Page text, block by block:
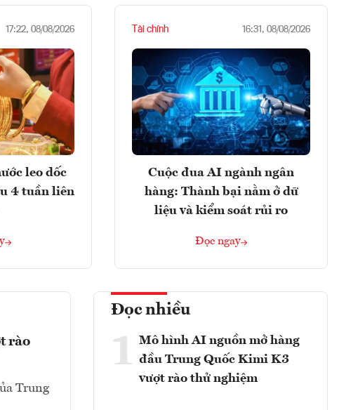
17:22, 08/08/2026
leo dốc
4 tuần liên
Tài chính 16:31, 08/08/2026
Cuộc đua AI ngành ngân
hàng: Thành bại nằm ở dữ
liệu và kiểm soát rủi ro
Đọc ngay
rào
Trung
Đọc nhiều
1 Mô hình AI nguồn mở hàng
đầu Trung Quốc Kimi K3
vượt rào thử nghiệm